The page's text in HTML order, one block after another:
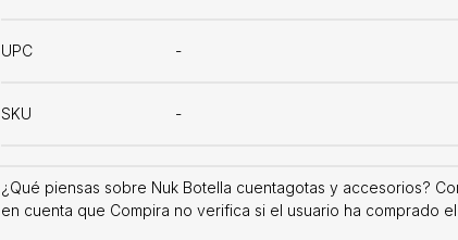
UPC -
SKU -
¿Qué piensas sobre Nuk Botella cuentagotas y accesorios?
en cuenta que Compira no verifica si el usuario ha comprado